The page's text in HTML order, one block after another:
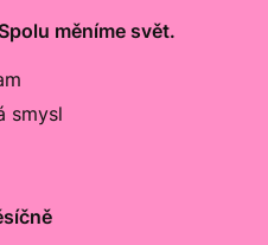
měníme svět.
smysl